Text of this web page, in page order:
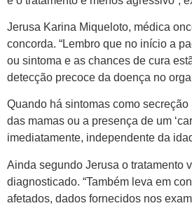
Jerusa Karina Miqueloto, médica
concorda. “Lembro que no início a
ou sintoma e as chances de cura
detecção precoce da doença no
Quando há sintomas como
das mamas ou a presença de um
imediatamente, independente da
Ainda segundo Jerusa o tratamento
diagnosticado. “Também leva em
afetados, dados fornecidos nos